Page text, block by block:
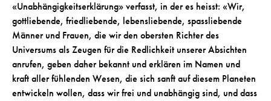
«Unabhängigkeitserklärung» verfasst, in der es heisst: «Wir,
gottliebende, friedliebende, lebensliebende, spassliebende
Männer und Frauen, die wir den obersten Richter des
Universums als Zeugen für die Redlichkeit unserer Absichten
anrufen, geben daher bekannt und erklären im Namen und
kraft aller fühlenden Wesen, die sich sanft auf diesem Planeten
entwickeln wollen, dass wir frei und unabhängig sind, und dass